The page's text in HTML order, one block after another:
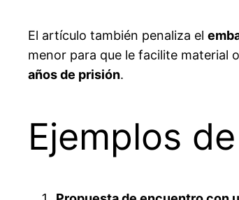
El artículo también penaliza el
menor para que le facilite material
años de prisión.
Ejemplos